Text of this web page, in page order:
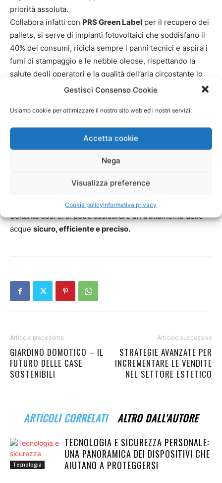
Gestisci Consenso Cookie
Usiamo cookie per ottimizzare il nostro sito web ed i nostri servizi.
Accetta cookie
Nega
Visualizza preference
Cookie policyInformativa privacy
priorità assoluta.
Collabora infatti con PRS Green Label per il recupero dei
pallets, si serve di impianti fotovoltaici che soddisfano il
40% dei consumi, ricicla sempre i panni tecnici e aspira i
fumi di stampaggio e le nebbie oleose, rispettando la
salute degli operatori e la qualità dell’aria circostante lo
perfezionamento del lavoro, ha ottenuto le più
prestigiose certificazioniche riguardano la sicurezza
delle materie prime, testate accuratamente come inerti
nei confronti dell’acqua trattata.
Ecco perché, quindi, è fondamentale rivolgersi ad
per l’acquisto di ugelli
filtranti e dadi antisvitamento di qualità.
Soltanto così ci si potrà assicurare un trattamento delle
acque sicuro, efficiente e preciso.
Articolo precedente
GIARDINO DOMOTICO – IL
FUTURO DELLE CASE
SOSTENIBILI
Articolo successivo
STRATEGIE AVANZATE PER
INCREMENTARE LE VENDITE
NEL SETTORE ESTETICO
ARTICOLI CORRELATI ALTRO DALL'AUTORE
Tecnologia
TECNOLOGIA E SICUREZZA PERSONALE:
UNA PANORAMICA DEI DISPOSITIVI CHE
AIUTANO A PROTEGGERSI